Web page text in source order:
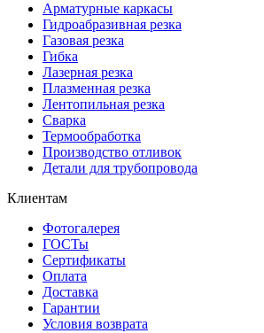
Арматурные каркасы
Гидроабразивная резка
Газовая резка
Гибка
Лазерная резка
Плазменная резка
Лентопильная резка
Сварка
Термообработка
Производство отливок
Детали для трубопровода
Клиентам
Фотогалерея
ГОСТы
Сертификаты
Оплата
Доставка
Гарантии
Условия возврата